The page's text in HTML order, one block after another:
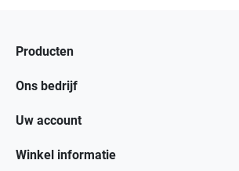
Producten
Ons bedrijf
Uw account
Winkel informatie